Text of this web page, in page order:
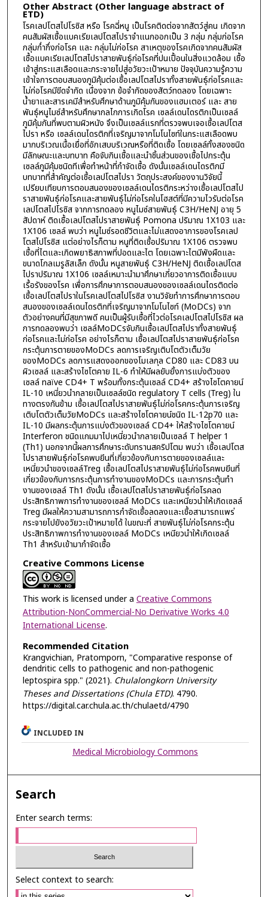
Other Abstract (Other language abstract of
ETD)
โรคเลปโตสไปโรซิส หรือ โรคฉี่หนู เป็นโรคติดต่อจากสัตว์สู่คน เกิดจาก
คนสัมผัสเชื้อแบคเรียเลปโตสไปราจำแนกออกเป็น 3 กลุ่ม กลุ่มก่อโรค
กลุ่มก่ำกึ่งก่อโรค และ กลุ่มไม่ก่อโรค สาเหตุของโรคเกิดจากคนสัมผัส
เชื้อแบคเรียเลปโตสไปราสายพันธุ์ก่อโรคที่ปนเปื้อนในสิ่งแวดล้อม เชื้อ
เข้าสู่กระแสเลือดและกระจายไปสู่อวัยวะเป้าหมาย ปัจจุบันความรู้ความ
เข้าใจการตอบสนองภูมิคุ้มต่อเชื้อเลปโตสไปราทั้งสายพันธุ์ก่อโรคและ
ไม่ก่อโรคมีขีดจำกัด เนื่องจาก ข้อจำกัดของสัตว์ทดลอง โดยเฉพาะ
น้ำยาและสารเคมีสำหรับศึกษาด้านภูมิคุ้มกันของแฮมเตอร์ และ สาย
พันธุ์หนูไมซ์สำหรับศึกษากลไกการเกิดโรค เซลล์เดนไดรติกเป็นเซลล์
ภูมิคุ้มกันที่พบตามผิวหนัง จึงเป็นเซลล์แรกที่ตรวจพบเจอเชื้อเลปโตส
ไปรา หรือ เซลล์เดนไดรติกที่เจริญมาจากโมโนไซท์ในกระแสเลือดพบ
มากบริเวณเนื้อเยื่อที่อักเสบบริเวณหรือที่ติดเชื้อ โดยเซลล์ทั้งสองชนิด
มีลักษณะและบทบาท คือจับกินเชื้อและนำชิ้นส่วนของเชื้อไปกระตุ้น
เซลล์ภูมิคุ้มชนิดทีเพื่อทำหน้าที่กำจัดเชื้อ ดังนั้นเซลล์เดนไดรติกมี
บทบาทที่สำคัญต่อเชื้อเลปโตสไปรา วัตถุประสงค์ของงานวิจัยนี้
เปรียบเทียบการตอบสนองของเซลล์เดนไดรติกระหว่างเชื้อเลปโตสไป
ราสายพันธุ์ก่อโรคและสายพันธุ์ไม่ก่อโรคในโฮสต์ที่มีความไวรับต่อโรค
เลปโตสไปโรซิส จากการทดลอง หนูไมซ์สายพันธุ์ C3H/HeNJ อายุ 5
สัปดาห์ ติดเชื้อเลปโตสไปราสายพันธุ์ Pomona ปริมาณ 1X103 และ
1X106 เซลล์ พบว่า หนูไมซ์รอดชีวิตและไม่แสดงอาการของโรคเลป
โตสไปโรซิส แต่อย่างไรก็ตาม หนูที่ติดเชื้อปริมาณ 1X106 ตรวจพบ
เชื้อที่ไตและเกิดพยาธิสภาพที่ปอดและไต โดยเฉพาะไตมีพังผืดและ
ขนาดโกลเมรูลัสเล็ก ดังนั้น หนูสายพันธุ์ C3H/HeNJ ติดเชื้อเลปโตส
ไปราปริมาณ 1X106 เซลล์เหมาะนำมาศึกษาเกี่ยวอาการติดเชื้อแบบ
เรื้อรังของโรค เพื่อการศึกษาการตอบสนองของเซลล์เดนไดรติดต่อ
เชื้อเลปโตสไปราในโรคเลปโตสไปโรซิส งานวิจัยทำการศึกษาการตอบ
สนองของเซลล์เดนไดรติกที่เจริญมาจากโมโนไซท์ (MoDCs) จาก
ตัวอย่างคนที่มีสุขภาพดี คนเป็นผู้รับเชื้อที่ไวต่อโรคเลปโตสไปโรซิส ผล
การทดลองพบว่า เซลล์MoDCsจับกินเชื้อเลปโตสไปราทั้งสายพันธุ์
ก่อโรคและไม่ก่อโรค อย่างไรก็ตาม เชื้อเลปโตสไปราสายพันธุ์ก่อโรค
กระตุ้นการตายของMoDCs ลดการเจริญเติบโตตัวเต็มวัย
ของMoDCs ลดการแสดงออกของโมเลกุล CD80 และ CD83 บน
ผิวเซลล์ และสร้างไซโตคาย IL-6 ทำให้มีผลยับยั้งการแบ่งตัวของ
เซลล์ naïve CD4+ T พร้อมทั้งกระตุ้นเซลล์ CD4+ สร้างไซโตคายน์
IL-10 เหนี่ยวนำกลายเป็นเซลล์ชนิด regulatory T cells (Treg) ใน
ทางตรงกันข้าม เชื้อเลปโตสไปราสายพันธุ์ไม่ก่อโรคกระตุ้นการเจริญ
เติบโตตัวเต็มวัยMoDCs และสร้างไซโตคายน์ชนิด IL-12p70 และ
IL-10 มีผลกระตุ้นการแบ่งตัวของเซลล์ CD4+ ให้สร้างไซโตคายน์
Interferon ชนิดแกมมาไปเหนี่ยวนำกลายเป็นเซลล์ T helper 1
(Th1) นอกจากนี้ผลการศึกษาระดับทรานสคริปโตม พบว่า เชื้อเลปโตส
ไปราสายพันธุ์ก่อโรคพบยีนที่เกี่ยวข้องกับการตายของเซลล์และ
เหนี่ยวนำของเซลล์Treg เชื้อเลปโตสไปราสายพันธุ์ไม่ก่อโรคพบยีนที่
เกี่ยวข้องกับการกระตุ้นการทำงานของMoDCs และการกระตุ้นทำ
งานของเซลล์ Th1 ดังนั้น เชื้อเลปโตสไปราสายพันธุ์ก่อโรคลด
ประสิทธิภาพการทำงานของเซลล์ MoDCs และเหนียวนำให้เกิดเซลล์
Treg มีผลให้ความสามารถการกำจัดเชื้อลดลงและเชื้อสามารถแพร่
กระจายไปยังอวัยวะเป้าหมายได้ ในขณะที่ สายพันธุ์ไม่ก่อโรคกระตุ้น
ประสิทธิภาพการทำงานของเซลล์ MoDCs เหนียวนำให้เกิดเซลล์
Th1 สำหรับเข้ามากำจัดเชื้อ
Creative Commons License
This work is licensed under a Creative Commons
Attribution-NonCommercial-No Derivative Works 4.0
International License.
Recommended Citation
Krangvichian, Pratomporn, "Comparative response of
dendritic cells to pathogenic and non-pathogenic
leptospira spp." (2021). Chulalongkorn University
Theses and Dissertations (Chula ETD). 4790.
https://digital.car.chula.ac.th/chulaetd/4790
INCLUDED IN
Medical Microbiology Commons
Search
Enter search terms:
Select context to search: